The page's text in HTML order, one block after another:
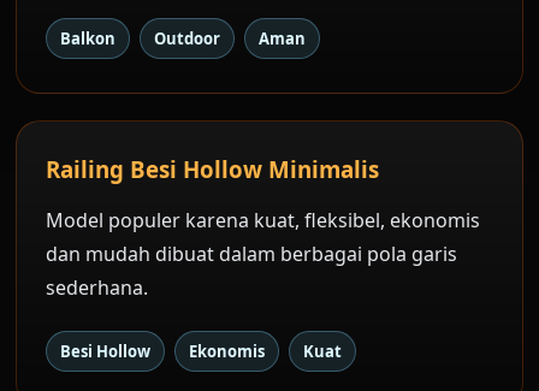
Balkon Outdoor Aman
Railing Besi Hollow Minimalis
Model populer karena kuat, fleksibel, ekonomis
dan mudah dibuat dalam berbagai pola garis
sederhana.
Besi Hollow Ekonomis Kuat